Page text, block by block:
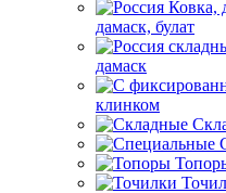
дамаск, булат
дамаск
клинком